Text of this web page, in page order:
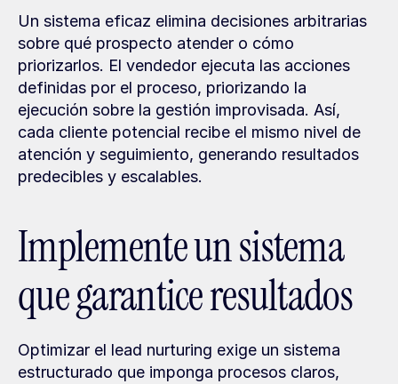
Un sistema eficaz elimina decisiones arbitrarias
sobre qué prospecto atender o cómo
priorizarlos. El vendedor ejecuta las acciones
definidas por el proceso, priorizando la
ejecución sobre la gestión improvisada. Así,
cada cliente potencial recibe el mismo nivel de
atención y seguimiento, generando resultados
predecibles y escalables.
Implemente un sistema
que garantice resultados
Optimizar el lead nurturing exige un sistema
estructurado que imponga procesos claros,